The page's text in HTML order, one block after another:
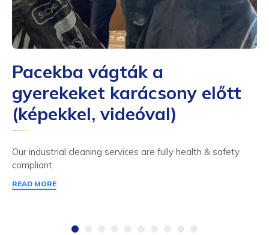
Pacekba vágták a
gyerekeket karácsony előtt
(képekkel, videóval)
Our industrial cleaning services are fully health & safety
compliant.
READ MORE